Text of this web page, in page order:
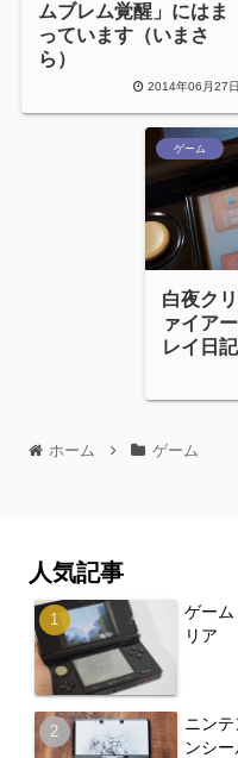
ムブレム覚醒」にはま
っています（いまさ
ら）
2014年06月27日
ゲーム
白夜ク
ァイア
レイ日記
ホーム ゲーム
人気記事
ゲーム
リア
ニン
ンシ